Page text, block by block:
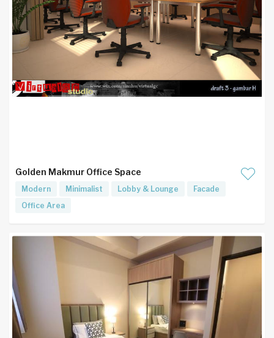
Golden Makmur Office Space
Modern Minimalist Lobby & Lounge
Facade
Office Area